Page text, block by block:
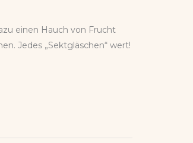
einen Hauch von Frucht
Jedes „Sektgläschen“ wert!